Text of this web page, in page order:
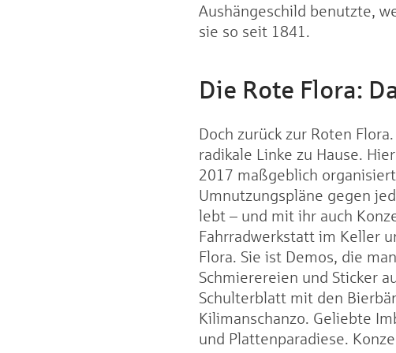
Aushängeschild benutzte,
sie so seit 1841.
Die Rote Flora:
Doch zurück zur Roten
radikale Linke zu Hause.
2017 maßgeblich
Umnutzungspläne gegen
lebt – und mit ihr auch
Fahrradwerkstatt im Keller
Flora. Sie ist Demos, die
Schmierereien und Sticker
Schulterblatt mit den
Kilimanschanzo. Geliebte
und Plattenparadiese.